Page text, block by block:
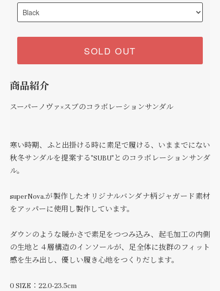
SOLD OUT
商品紹介
スーパーノヴァ×スブのコラボレーションサンダル
寒い時期、ふと出掛ける時に素足で履ける、いままでにない
秋冬サンダルを提案する"SUBU"とのコラボレーションサンダ
ル。
superNova.が製作したオリジナルバンダナ柄ジャガード素材
をアッパーに使用し製作しています。
ダウンのような暖かさで素足をつつみ込み、起毛加工の内側
の生地と４層構造のインソールが、足全体に抜群のフィット
感を生み出し、優しい履き心地をつくりだします。
0 SIZE：22.0-23.5cm